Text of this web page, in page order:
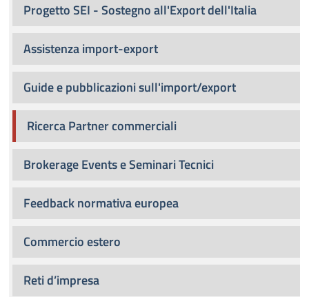
Progetto SEI - Sostegno all'Export dell'Italia
Assistenza import-export
Guide e pubblicazioni sull'import/export
Ricerca Partner commerciali
Brokerage Events e Seminari Tecnici
Feedback normativa europea
Commercio estero
Reti d’impresa